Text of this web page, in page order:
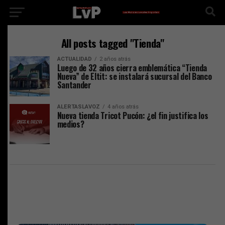
All posts tagged "Tienda"
ACTUALIDAD 2 años atrás
Luego de 32 años cierra emblemática “Tienda
Nueva” de Eltit: se instalará sucursal del Banco
Santander
ALERTASLAVOZ 4 años atrás
Nueva tienda Tricot Pucón: ¿el fin justifica los
medios?